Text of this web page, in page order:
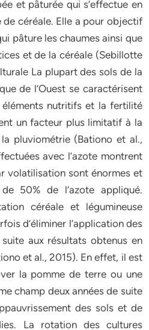
et pâturée qui s’effectue en
de céréale. Elle a pour objectif
pâture les chaumes ainsi que
et de la céréale (Sebillotte
La plupart des sols de la
de l’Ouest se caractérisent
nutritifs et la fertilité
un facteur plus limitatif à la
pluviométrie (Bationo et al.,
avec l’azote montrent
volatilisation sont énormes et
50% de l’azote appliqué.
céréale et légumineuse
d’éliminer l’application des
aux résultats obtenus en
et al., 2015). En effet, il est
la pomme de terre ou une
champ deux années de suite
des sols et de
La rotation des cultures